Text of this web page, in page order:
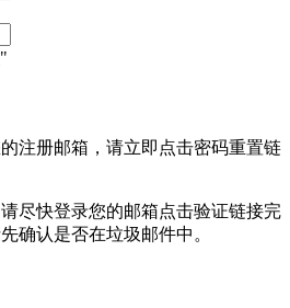
"
注册邮箱，请立即点击密码重置链
尽快登录您的邮箱点击验证链接完
确认是否在垃圾邮件中。